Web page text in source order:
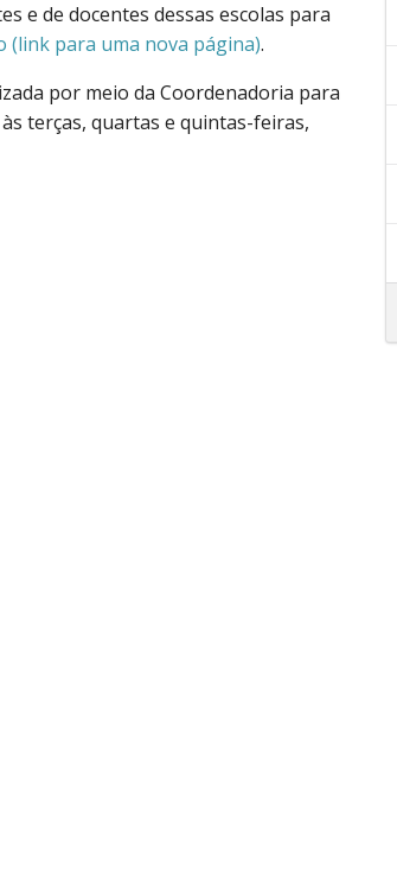
e de docentes dessas escolas para
para uma nova página).
por meio da Coordenadoria para
terças, quartas e quintas-feiras,